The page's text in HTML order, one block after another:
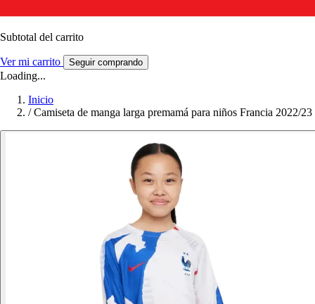
Subtotal del carrito
Ver mi carrito Seguir comprando
Loading...
Inicio
/ Camiseta de manga larga premamá para niños Francia 2022/23